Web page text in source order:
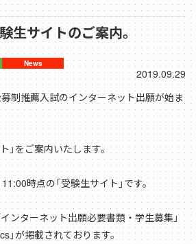
生サイトのご案内。
2019.09.29
制推薦入試のインターネット出願が始ま
をご案内いたします。
時点の「受験生サイト」です。
ンターネット出願必要書類・学生募集」
」が掲載されております。